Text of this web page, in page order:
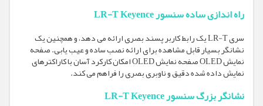
راه اندازی ساده سنسور LR-T Keyence
سری LR-T یک رابط کاربر پسند بصری ارائه می دهد، و همچنین یک
نشانگر بسیار قابل مشاهده برای ارائه نصب ساده و عیب یابی. صفحه
نمایش OLED صفحه نمایش OLED امکان کارکرد آسان با کاراکترهای
نمایش داده شده دقیق و ناوبری بصری را فراهم می کند.
نشانگر بزرگ سنسور LR-T Keyence